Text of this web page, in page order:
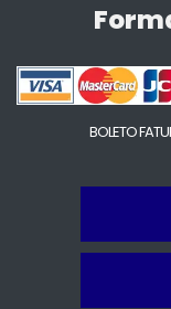
BOLETO